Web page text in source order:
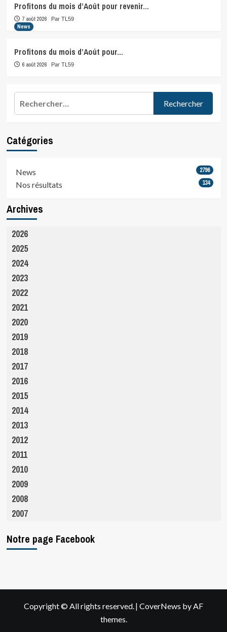
Profitons du mois d’Août pour revenir…
7 août 2026 Par TL59
News
Profitons du mois d’Août pour…
6 août 2026 Par TL59
Catégories
News 2796
Nos résultats 134
Archives
2026
2025
2024
2023
2022
2021
2020
2019
2018
2017
2016
2015
2014
2013
2012
2011
2010
2009
2008
2007
Notre page Facebook
Copyright © All rights reserved.| CoverNews by AF
themes.